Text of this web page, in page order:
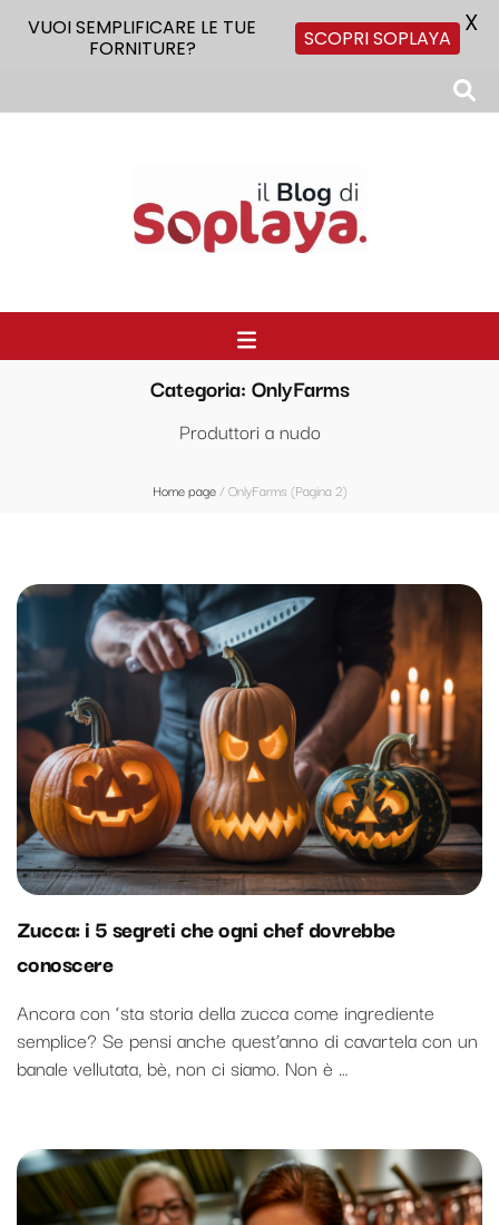
Categoria: OnlyFarms
Produttori a nudo
Home page/OnlyFarms (Pagina 2)
Zucca: i 5 segreti che ogni chef dovrebbe
conoscere
Ancora con ‘sta storia della zucca come ingrediente
semplice? Se pensi anche quest’anno di cavartela con un
banale vellutata, bè, non ci siamo. Non è …
VUOI SEMPLIFICARE LE TUE
FORNITURE?
SCOPRI SOPLAYA X